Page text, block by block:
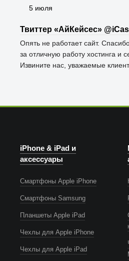
5 июля
Твиттер
Опять не работает сайт.
за отличную работу хостинга и
Извините нас, уважаемые
iPhone & iPad и
аксессуары
Смартфоны Apple iPhone
Смартфоны Samsung
Планшеты Apple iPad
Чехлы для Apple iPhone
Чехлы для Apple iPad